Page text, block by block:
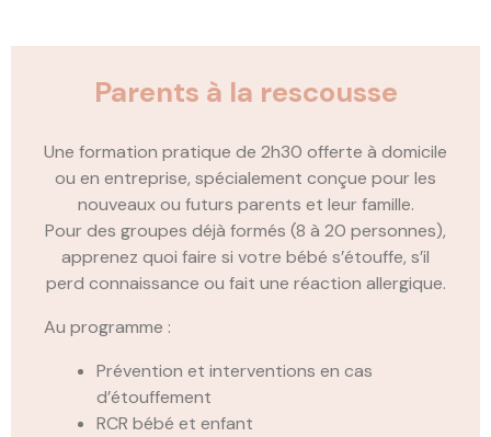
Parents à la rescousse
Une formation pratique de 2h30 offerte à domicile
ou en entreprise, spécialement conçue pour les
nouveaux ou futurs parents et leur famille.
Pour des groupes déjà formés (8 à 20 personnes),
apprenez quoi faire si votre bébé s’étouffe, s’il
perd connaissance ou fait une réaction allergique.
Au programme :
Prévention et interventions en cas
d’étouffement
RCR bébé et enfant